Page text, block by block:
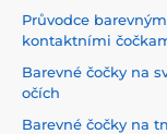
Průvodce
kontaktními
Barevné čočky na
očích
Barevné čočky na